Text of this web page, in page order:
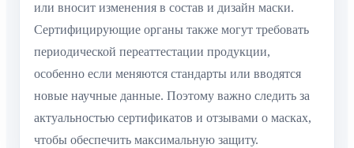
или вносит изменения в состав и дизайн маски.
Сертифицирующие органы также могут требовать
периодической переаттестации продукции,
особенно если меняются стандарты или вводятся
новые научные данные. Поэтому важно следить за
актуальностью сертификатов и отзывами о масках,
чтобы обеспечить максимальную защиту.